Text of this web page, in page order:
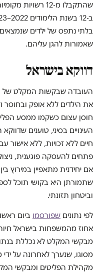
בלתי נתפס של ילדים
שאמורות להגן עליהם.
דווקא בישראל
העובדה שבקשות המקלט של
את הילדים ללא אופק ובחוסר
חוסן עצום כשקמו ממסע
העינויים בסיני, טוענים
חיים ללא זכויות, ללא אישור
פתחים להעסקה פוגענית,
אם יחידנית מתאפיין במירוץ
שתמורתן היא בקושי תוכל
וביטחון תזונתי.
לפי נתונים שפורסמו
אחוז מהמשפחות בישראל חיות
מבקשי המקלט לא נכללת
מקהילת הפליטים ומבקשי